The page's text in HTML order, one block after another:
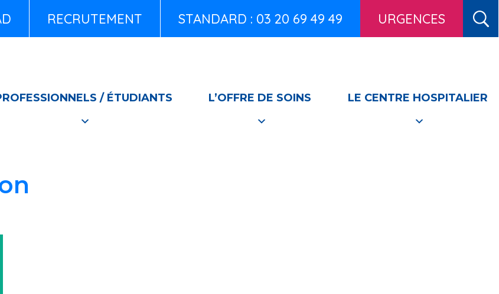
RECRUTEMENT STANDARD : 03 20 69 49 49 URGENCES
/ ÉTUDIANTS L’OFFRE DE SOINS LE CENTRE HOSPITALIER